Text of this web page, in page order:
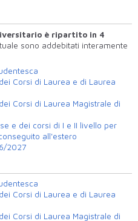
è ripartito in 4
sono addebitati interamente
Corsi di Laurea e di Laurea
Corsi di Laurea Magistrale di
e dei corsi di I e II livello per
all'estero
2027
Corsi di Laurea e di Laurea
Corsi di Laurea Magistrale di